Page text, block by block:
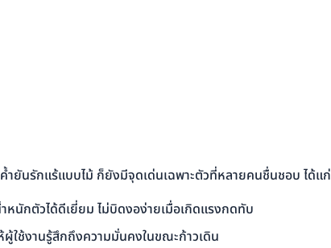
ำยันรักแร้แบบไม้ ก็ยังมีจุดเด่นเฉพาะตัวที่หลายคนชื่นชอบ ได้แก่
หนักตัวได้ดีเยี่ยม ไม่บิดงอง่ายเมื่อเกิดแรงกดทับ
ใช้งานรู้สึกถึงความมั่นคงในขณะก้าวเดิน